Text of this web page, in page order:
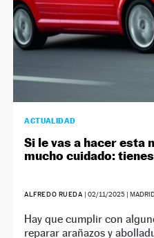
ACTUALIDAD
Si le vas a hacer esta
mucho cuidado:
ALFREDO RUEDA | 02/11/2025|
Hay que cumplir con
reparar arañazos y